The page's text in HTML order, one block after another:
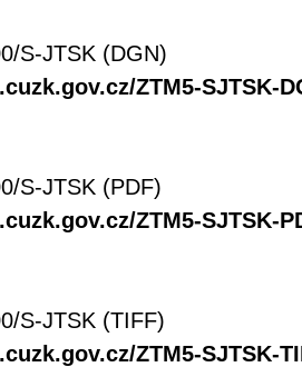
S-JTSK (DGN)
ZTM5-SJTSK-
S-JTSK (PDF)
ZTM5-SJTSK-
S-JTSK (TIFF)
ZTM5-SJTSK-